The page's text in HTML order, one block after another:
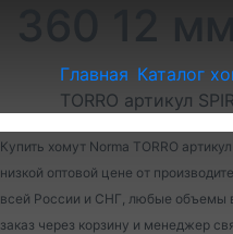
360 12
Главная Каталог
TORRO артикул
Купить хомут Norma TORRO
низкой оптовой цене от
всей России и СНГ, любые объемы
заказ через корзину и менеджер